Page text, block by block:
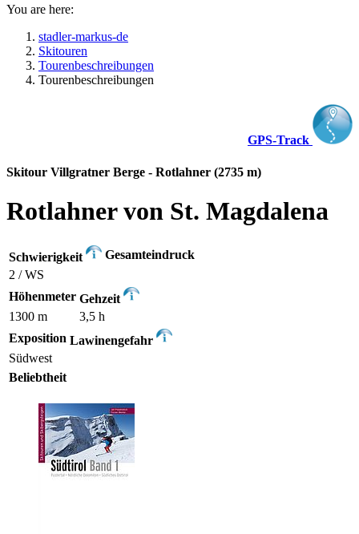
You are here:
stadler-markus-de
Skitouren
Tourenbeschreibungen
Tourenbeschreibungen
GPS-Track
Skitour Villgratner Berge - Rotlahner (2735 m)
Rotlahner von St. Magdalena
Schwierigkeit
Gesamteindruck
2 / WS
Höhenmeter Gehzeit
1300 m
3,5 h
Exposition Lawinengefahr
Südwest
Beliebtheit